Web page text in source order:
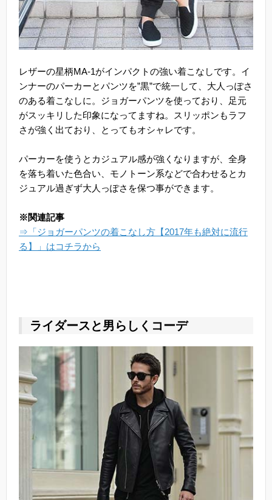
レザーの星柄MA-1がインパクトの強い着こなしです。イ
ンナーのパーカーとパンツを”黒”で統一して、大人っぽさ
のある着こなしに。ジョガーパンツを使っており、足元
がスッキリした印象になってますね。スリッポンもラフ
さが強く出ており、とってもオシャレです。
パーカーを使うとカジュアル感が強くなりますが、全身
を落ち着いた色合い、モノトーン系などで合わせるとカ
ジュアル過ぎず大人っぽさを保つ事ができます。
※関連記事
⇒「ジョガーパンツの着こなし方【2017年も絶対に流行
る】」はコチラから
ライダースと男らしくコーデ